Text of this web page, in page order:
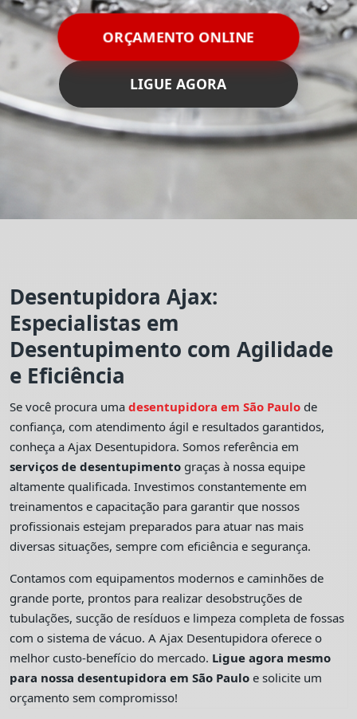
ORÇAMENTO ONLINE
LIGUE AGORA
Desentupidora Ajax:
Especialistas em
Desentupimento com Agilidade
e Eficiência
Se você procura umadesentupidora em São Paulo de
confiança, com atendimento ágil e resultados garantidos,
conheça a Ajax Desentupidora. Somos referência em
serviços de desentupimento graças à nossa equipe
altamente qualificada. Investimos constantemente em
treinamentos e capacitação para garantir que nossos
profissionais estejam preparados para atuar nas mais
diversas situações, sempre com eficiência e segurança.
Contamos com equipamentos modernos e caminhões de
grande porte, prontos para realizar desobstruções de
tubulações, sucção de resíduos e limpeza completa de fossas
com o sistema de vácuo. A Ajax Desentupidora oferece o
melhor custo-benefício do mercado. Ligue agora mesmo
para nossa desentupidora em São Paulo e solicite um
orçamento sem compromisso!